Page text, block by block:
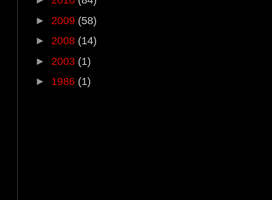
► 2009 (58)
► 2008 (14)
► 2003 (1)
► 1986 (1)